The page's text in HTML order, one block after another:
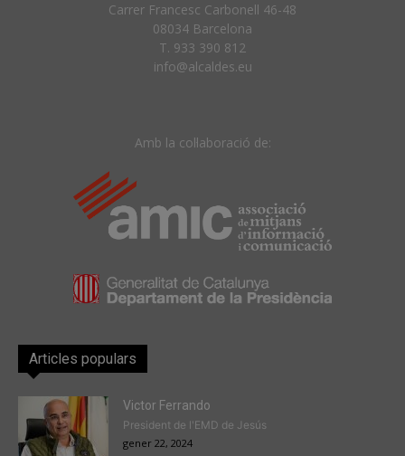
Carrer Francesc Carbonell 46-48
08034 Barcelona
T. 933 390 812
info@alcaldes.eu
Amb la col·laboració de:
Articles populars
Victor Ferrando
President de l'EMD de Jesús
gener 22, 2024